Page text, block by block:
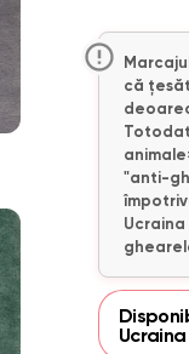
că
"anti-